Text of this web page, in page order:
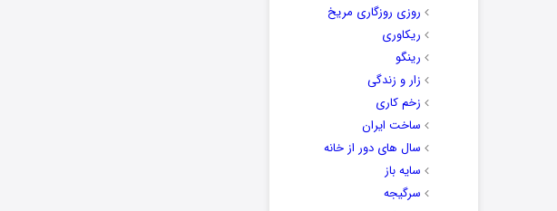
روزی روزگاری مریخ
ریکاوری
رینگو
زار و زندگی
زخم کاری
ساخت ایران
سال های دور از خانه
سایه باز
سرگیجه